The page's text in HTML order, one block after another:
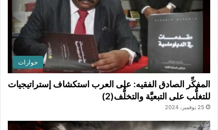
حوارات
المفكِّر الصادق الفقيه: على العرب استكشاف إستراتيجيات
للتغلُّب على التبعيَّة والتخلُّف(2)
25 نوفمبر، 2024